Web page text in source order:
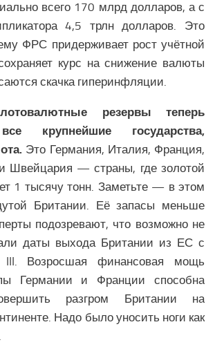
всего 170 млрд долларов, а с
4,5 трлн долларов. Это
ФРС придерживает рост учётной
курс на снижение валюты
скачка гиперинфляции.
резервы теперь
крупнейшие государства,
Это Германия, Италия, Франция,
Швейцария — страны, где золотой
1 тысячу тонн. Заметьте — в этом
Британии. Её запасы меньше
подозревают, что возможно не
даты выхода Британии из ЕС с
III. Возросшая финансовая мощь
Германии и Франции способна
разгром Британии на
Надо было уносить ноги как